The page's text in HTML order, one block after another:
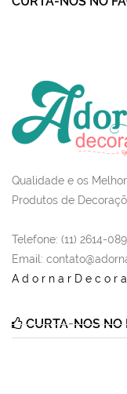
Qualidade e os
Produtos de
Telefone: (11) 2614-
Email:
CURTA-NOS NO